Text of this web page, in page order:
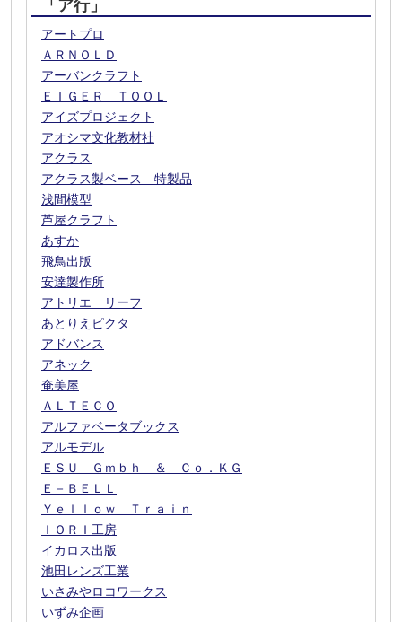
「ア行」
アートプロ
ＡＲＮＯＬＤ
アーバンクラフト
ＥＩＧＥＲ ＴＯＯＬ
アイズプロジェクト
アオシマ文化教材社
アクラス
アクラス製ベース 特製品
浅間模型
芦屋クラフト
あすか
飛鳥出版
安達製作所
アトリエ リーフ
あとりえピクタ
アドバンス
アネック
奄美屋
ＡＬＴＥＣＯ
アルファベータブックス
アルモデル
ＥＳＵ Ｇｍｂｈ ＆ Ｃｏ．ＫＧ
Ｅ－ＢＥＬＬ
Ｙｅｌｌｏｗ Ｔｒａｉｎ
ＩＯＲＩ工房
イカロス出版
池田レンズ工業
いさみやロコワークス
いずみ企画